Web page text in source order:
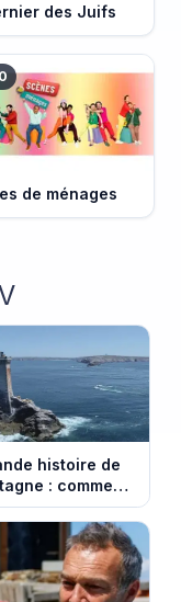
des Juifs
de ménages
histoire de
: comment
ont
leur culture
des décennies